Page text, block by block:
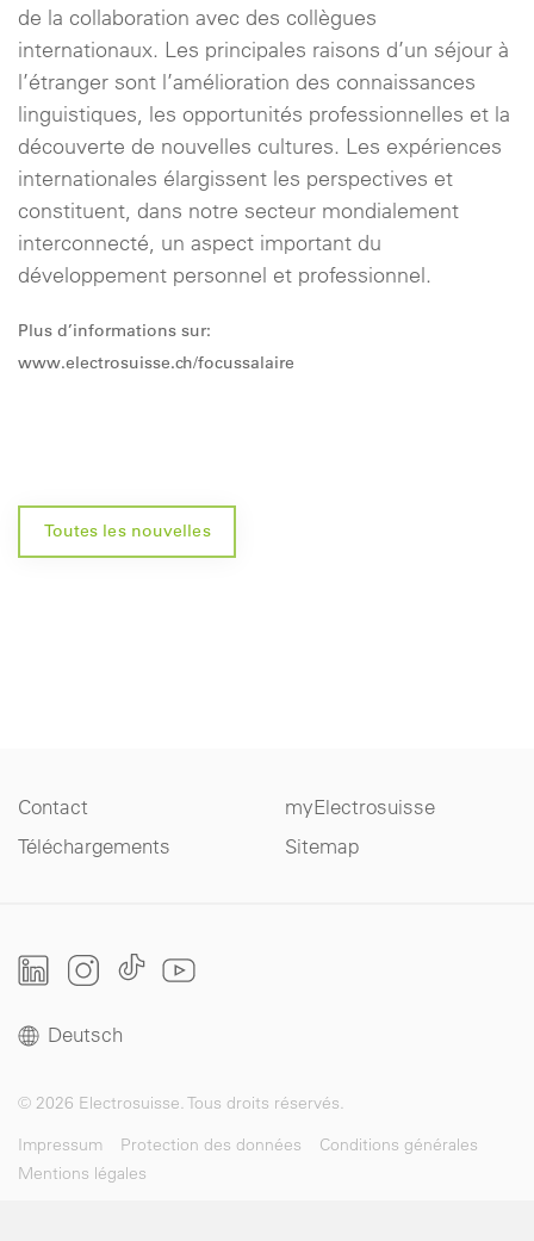
de la collaboration avec des collègues
internationaux. Les principales raisons d’un séjour à
l’étranger sont l’amélioration des connaissances
linguistiques, les opportunités professionnelles et la
découverte de nouvelles cultures. Les expériences
internationales élargissent les perspectives et
constituent, dans notre secteur mondialement
interconnecté, un aspect important du
développement personnel et professionnel.
Plus d’informations sur:
www.electrosuisse.ch/focussalaire
Toutes les nouvelles
Contact
myElectrosuisse
Téléchargements
Sitemap
Deutsch
© 2026 Electrosuisse. Tous droits réservés.
Impressum
Protection des données
Conditions générales
Mentions légales